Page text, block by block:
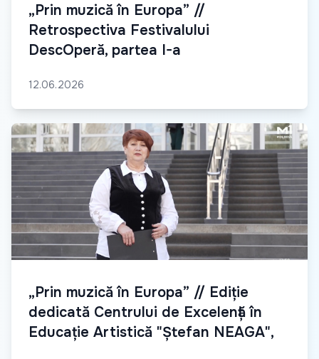
„Prin muzică în Europa” //
Retrospectiva Festivalului
DescOperă, partea I-a
12.06.2026
„Prin muzică în Europa” // Ediție
dedicată Centrului de Excelență în
Educație Artistică "Ștefan NEAGA",